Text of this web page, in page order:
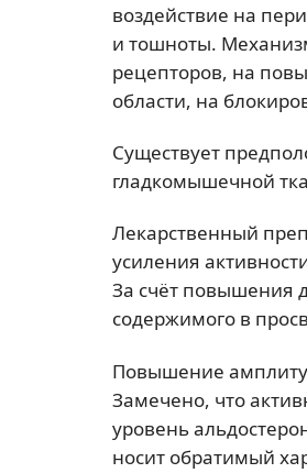
воздействие на
и тошноты.
рецепторов, на
области, на
Существует
гладкомышечной
Лекарственный
усиления
За счёт повышения
содержимого в
Повышение
Замечено, что
уровень
носит обратимый